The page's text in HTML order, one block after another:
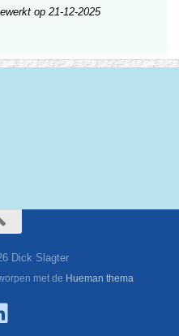
op 21-12-2025
Dick Slagter
met de Hueman thema